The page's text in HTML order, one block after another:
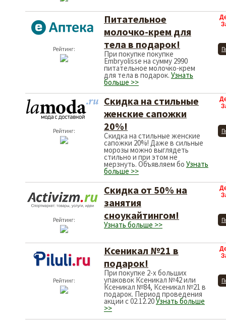
Рейтинг:
Питательное
молочко-крем для
тела в подарок!
При покупке покупке
Embryolisse на сумму 2990
питательное молочко-крем
для тела в подарок. Узнать
больше >>
Рейтинг:
Скидка на стильные
женские сапожки
20%!
Скидка на стильные женские
сапожки 20%! Даже в сильные
морозы можно выглядеть
стильно и при этом не
мерзнуть. Объявляем бо Узнать
больше >>
Рейтинг:
Скидка от 50% на
занятия
сноукайтингом!
Узнать больше >>
Рейтинг:
Ксеникал №21 в
подарок!
При покупке 2-х больших
упаковок Ксеникал №42 или
Ксеникал №84, Ксеникал №21 в
подарок. Период проведения
акции с 02.12.20Узнать больше
>>